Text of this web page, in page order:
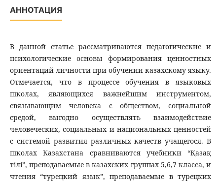
АННОТАЦИЯ
В данной статье рассматриваются педагогические и
психологические основы формирования ценностных
ориентаций личности при обучении казахскому языку.
Отмечается, что в процессе обучения в языковых
школах, являющихся важнейшим инструментом,
связывающим человека с обществом, социальной
средой, выгодно осуществлять взаимодействие
человеческих, социальных и национальных ценностей
с системой развития различных качеств учащегося. В
школах Казахстана сравниваются учебники “Қазақ
тілі”, преподаваемые в казахских группах 5,6,7 класса, и
чтения “турецкий язык”, преподаваемые в турецких